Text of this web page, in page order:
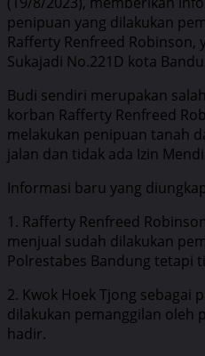
penipuan yang dilakukan
Rafferty Renfreed Robinson,
Sukajadi No.221D kota
Budi sendiri merupakan
korban Rafferty Renfreed
melakukan penipuan tanah
jalan dan tidak ada Izin
Informasi baru yang
1. Rafferty Renfreed
menjual sudah dilakukan
Polrestabes Bandung tetapi
2. Kwok Hoek Tjong sebagai
dilakukan pemanggilan oleh
hadir.